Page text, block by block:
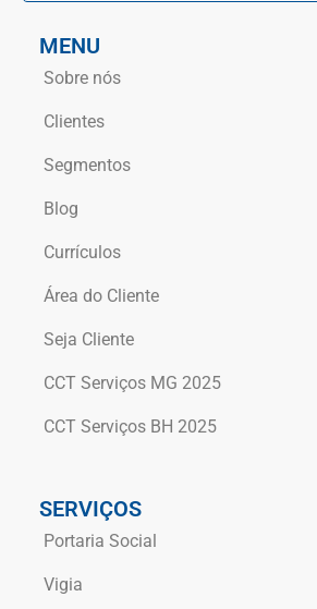
MENU
Sobre nós
Clientes
Segmentos
Blog
Currículos
Área do Cliente
Seja Cliente
CCT Serviços MG 2025
CCT Serviços BH 2025
SERVIÇOS
Portaria Social
Vigia